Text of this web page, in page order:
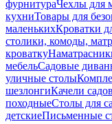
фурнитураЧехлы для
кухниТовары для
маленькихКроватки
столики, комоды,
кроватку
мебельСадовые
уличные столы
шезлонгиКачели
походныеСтолы для
детскиеПисьменные